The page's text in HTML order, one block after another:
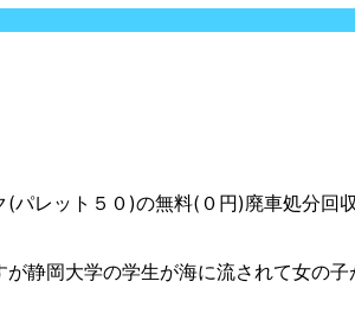
パレット５０)の無料(０円)廃車処分回
静岡大学の学生が海に流されて女の